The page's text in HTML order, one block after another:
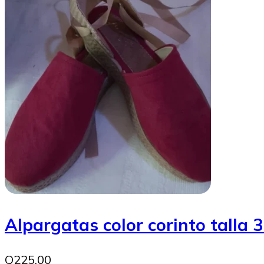
Alpargatas color corinto talla
Q225.00